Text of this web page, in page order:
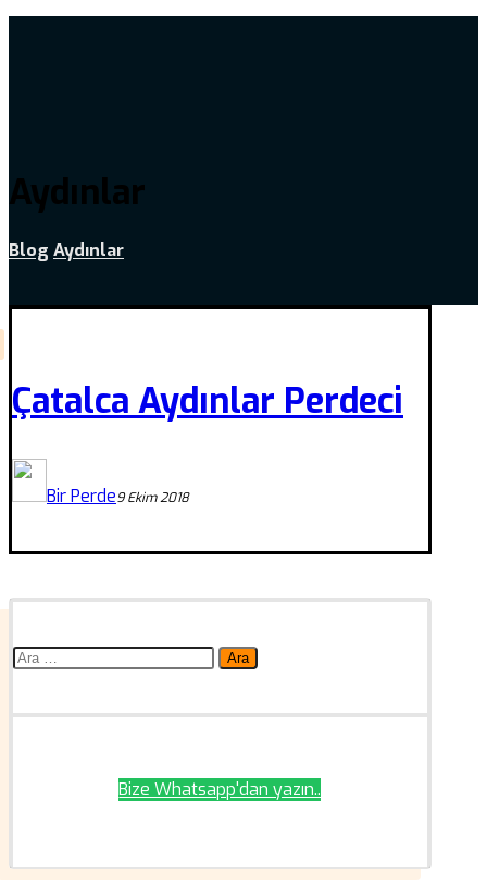
Aydınlar
Blog Aydınlar
Çatalca Aydınlar Perdeci
Bir Perde9 Ekim 2018
Arama:
Bize Whatsapp'dan yazın..